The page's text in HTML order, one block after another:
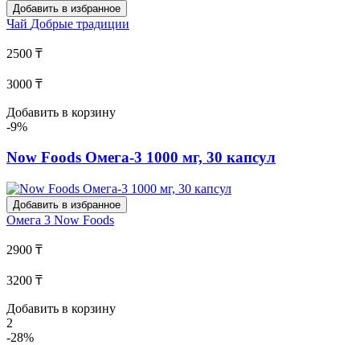
Добавить в избранное
Чай Добрые традиции
2500 ₸
3000 ₸
Добавить в корзину
-9%
Now Foods Омега-3 1000 мг, 30 капсул
Добавить в избранное
Омега 3 Now Foods
2900 ₸
3200 ₸
Добавить в корзину
2
-28%